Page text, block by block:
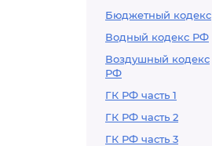
Бюджетный кодекс
Водный кодекс РФ
Воздушный кодекс
РФ
ГК РФ часть 1
ГК РФ часть 2
ГК РФ часть 3